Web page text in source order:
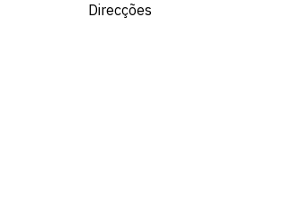
Direcções